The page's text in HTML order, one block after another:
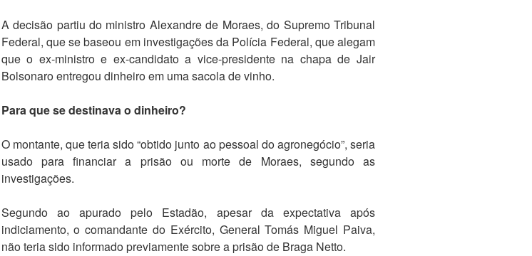
A decisão partiu do ministro Alexandre de Moraes, do Supremo Tribunal
Federal, que se baseou em investigações da Polícia Federal, que alegam
que o ex-ministro e ex-candidato a vice-presidente na chapa de Jair
Bolsonaro entregou dinheiro em uma sacola de vinho.
Para que se destinava o dinheiro?
O montante, que teria sido “obtido junto ao pessoal do agronegócio”, seria
usado para financiar a prisão ou morte de Moraes, segundo as
investigações.
Segundo ao apurado pelo Estadão, apesar da expectativa após
indiciamento, o comandante do Exército, General Tomás Miguel Paiva,
não teria sido informado previamente sobre a prisão de Braga Netto.